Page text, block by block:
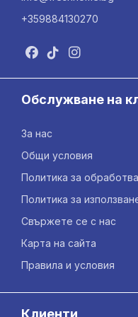
+359884130270
Обслужване на
За нас
Общи условия
Политика за
Политика за
Свържете се с нас
Карта на сайта
Правила и условия
Клиенти